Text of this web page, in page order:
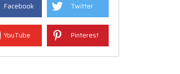
Facebook Twitter
YouTube Pinterest